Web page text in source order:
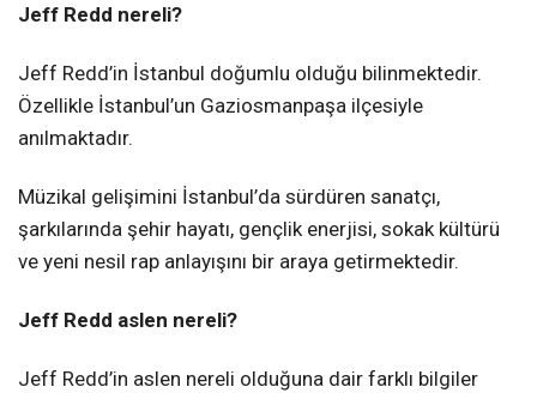
Jeff Redd nereli?
Jeff Redd’in İstanbul doğumlu olduğu bilinmektedir.
Özellikle İstanbul’un Gaziosmanpaşa ilçesiyle
anılmaktadır.
Müzikal gelişimini İstanbul’da sürdüren sanatçı,
şarkılarında şehir hayatı, gençlik enerjisi, sokak kültürü
ve yeni nesil rap anlayışını bir araya getirmektedir.
Jeff Redd aslen nereli?
Jeff Redd’in aslen nereli olduğuna dair farklı bilgiler